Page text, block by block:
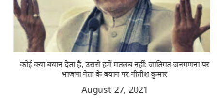
कोई क्या बयान देता है, उससे हमें मतलब नहीं: जातिगत जनगणना पर
भाजपा नेता के बयान पर नीतीश कुमार
August 27, 2021